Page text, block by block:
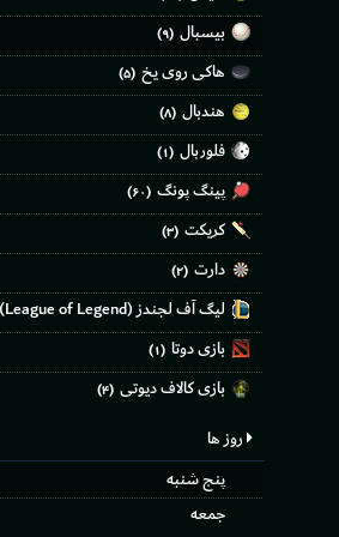
بیسبال (۹)
هاکی روی یخ (۵)
هندبال (۸)
فلوربال (۱)
پینگ پونگ (۶۰)
کریکت (۳)
دارت (۲)
لیگ آف لجندز (League of Legend)
بازی دوتا (۱)
بازی کالاف دیوتی (۴)
روز ها
پنج شنبه
جمعه